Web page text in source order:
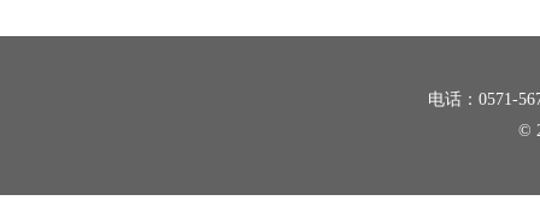
电话：0571-
©